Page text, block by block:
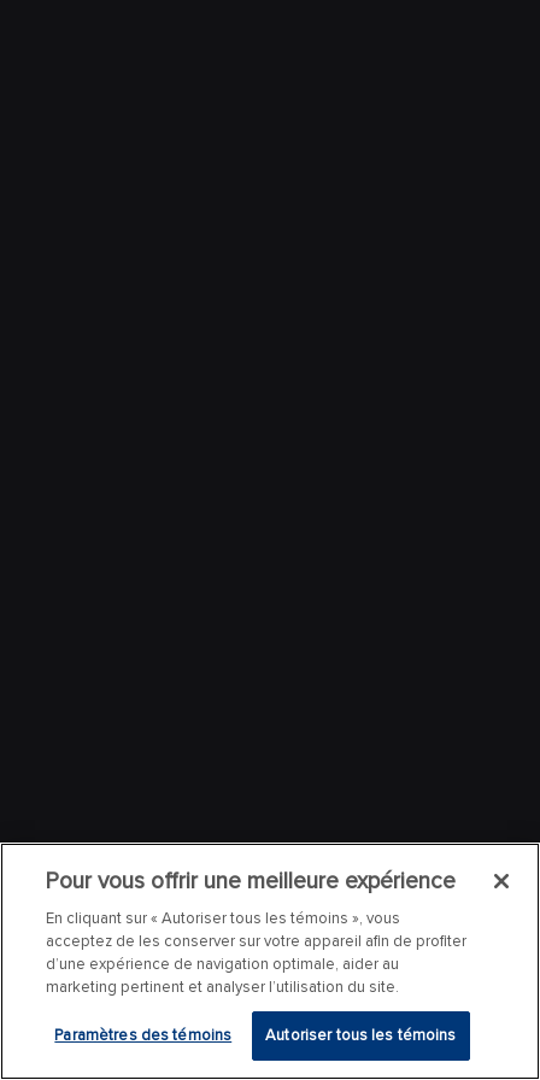
Pour vous offrir une meilleure expérience
En cliquant sur « Autoriser tous les témoins », vous
acceptez de les conserver sur votre appareil afin de profiter
d’une expérience de navigation optimale, aider au
marketing pertinent et analyser l’utilisation du site.
Paramètres des témoins Autoriser tous les témoins